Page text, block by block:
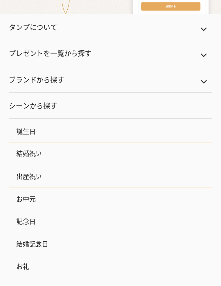
タンプについて
プレゼントを一覧から探す
ブランドから探す
シーンから探す
誕生日
結婚祝い
出産祝い
お中元
記念日
結婚記念日
お礼